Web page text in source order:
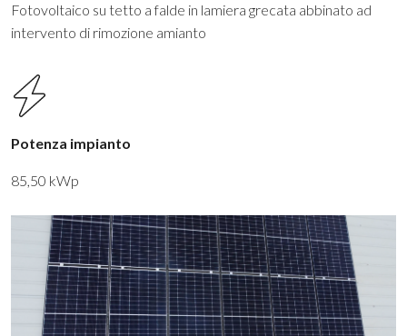
Fotovoltaico su tetto a falde in lamiera grecata abbinato ad
intervento di rimozione amianto
Potenza impianto
85,50 kWp